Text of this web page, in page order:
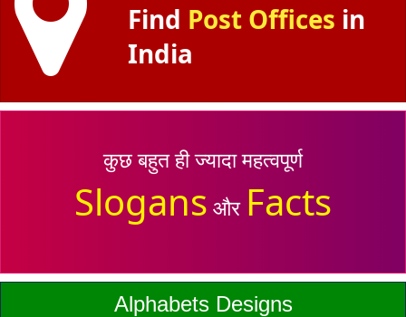
Find Post Offices in
India
कुछ बहुत ही ज्यादा महत्वपूर्ण
Slogans और Facts
Alphabets Designs